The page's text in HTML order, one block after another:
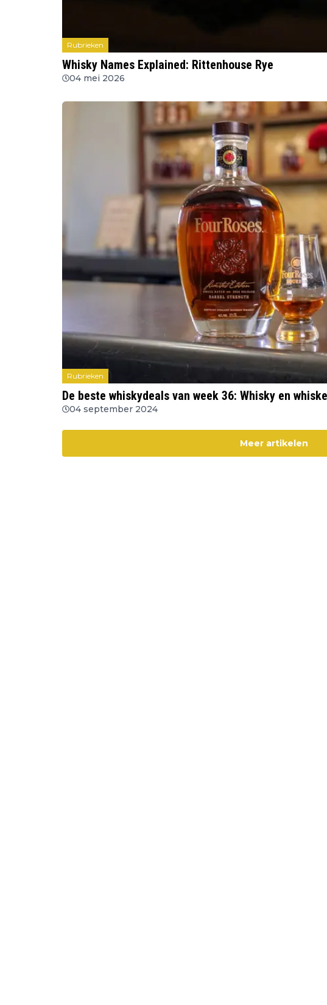
Rubrieken
Whisky Names Explained: Rittenhouse Rye
04 mei 2026
Rubrieken
De beste whiskydeals van week 36: Whisky en
04 september 2024
Meer artikelen